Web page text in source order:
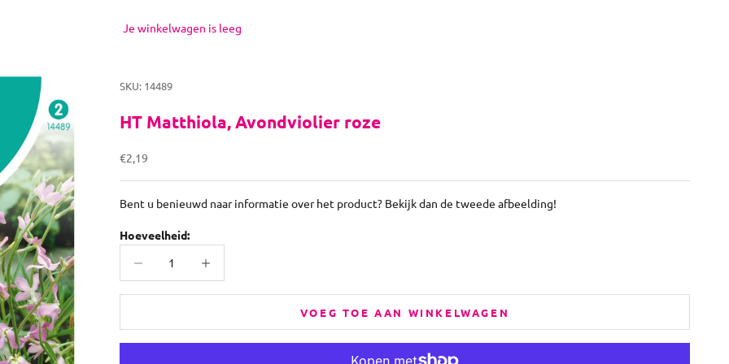
Je winkelwagen is leeg
SKU: 14489
HT Matthiola, Avondviolier roze
Aanbiedingsprijs
€2,19
Bent u benieuwd naar informatie over het product? Bekijk dan de tweede afbeelding!
Hoeveelheid:
VOEG TOE AAN WINKELWAGEN